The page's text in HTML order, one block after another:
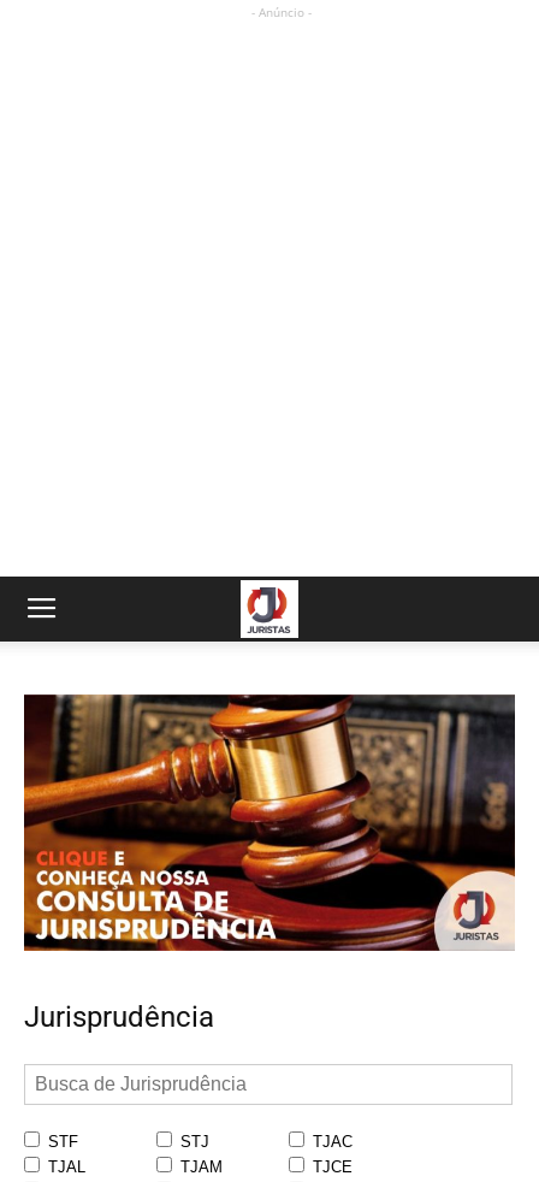
- Anúncio -
Jurisprudência
STF STJ
TJAC
TJAL
TJAM
TJCE